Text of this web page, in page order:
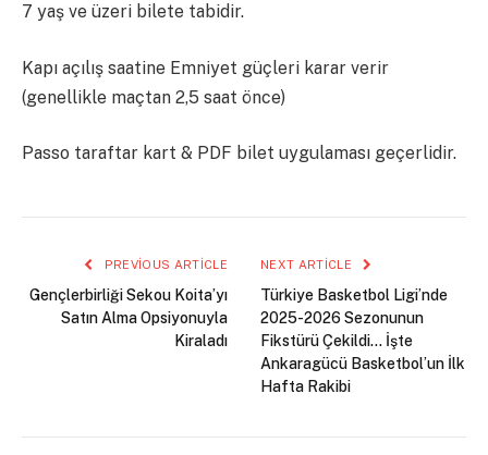
7 yaş ve üzeri bilete tabidir.
Kapı açılış saatine Emniyet güçleri karar verir
(genellikle maçtan 2,5 saat önce)
Passo taraftar kart & PDF bilet uygulaması geçerlidir.
PREVIOUS ARTICLE
Gençlerbirliği Sekou Koita’yı
Satın Alma Opsiyonuyla
Kiraladı
NEXT ARTICLE
Türkiye Basketbol Ligi’nde
2025-2026 Sezonunun
Fikstürü Çekildi… İşte
Ankaragücü Basketbol’un İlk
Hafta Rakibi